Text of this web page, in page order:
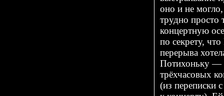
оно и не
трудно просто
концертную
по секрету,
перерыва
Потихоньку —
трёхчасовых
(из переписки